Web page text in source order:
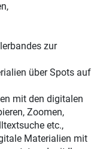
zur
über Spots auf
mit den digitalen
Zoomen,
etc.,
Materialien mit